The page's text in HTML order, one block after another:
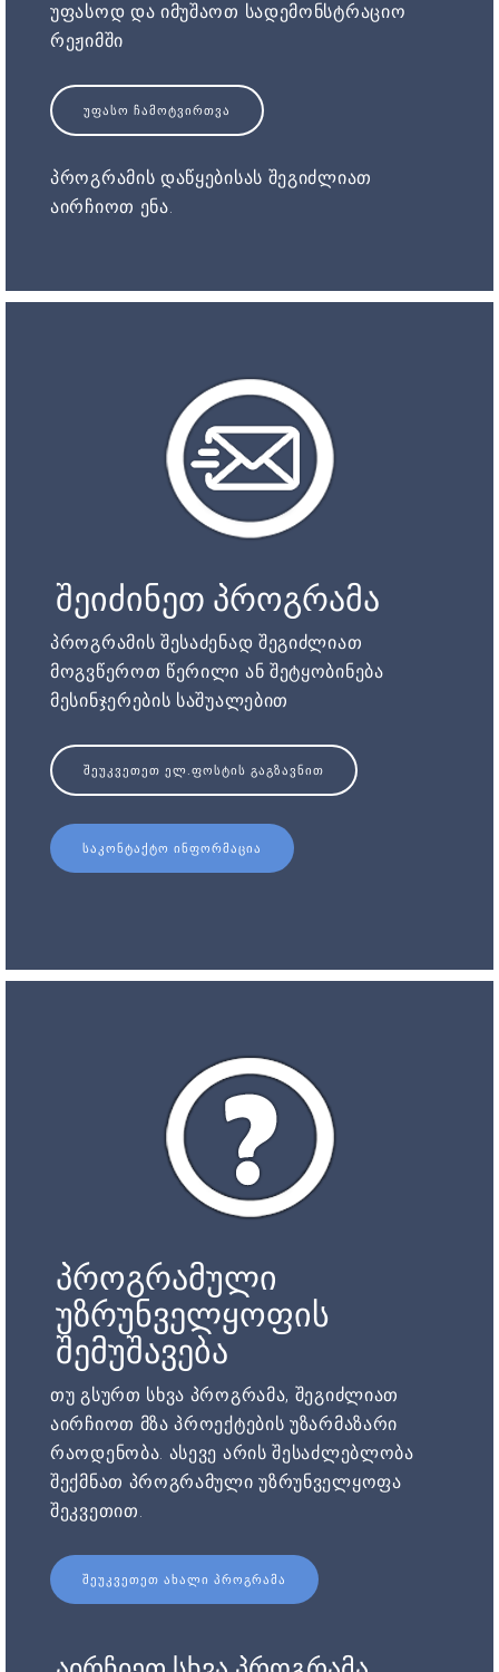
უფასოდ და იმუშაოთ სადემონსტრაციო
რეჟიმში
ᲣᲤᲐᲡᲝ ᲩᲐᲛᲝᲢᲕᲘᲠᲗᲕᲐ
პროგრამის დაწყებისას შეგიძლიათ
აირჩიოთ ენა.
შეიძინეთ პროგრამა
პროგრამის შესაძენად შეგიძლიათ
მოგვწეროთ წერილი ან შეტყობინება
მესინჯერების საშუალებით
ᲨᲔᲣᲙᲕᲔᲗᲔᲗ ᲔᲚ.ᲤᲝᲡᲢᲘᲡ ᲒᲐᲒᲖᲐᲕᲜᲘᲗ
ᲡᲐᲙᲝᲜᲢᲐᲥᲢᲝ ᲘᲜᲤᲝᲠᲛᲐᲪᲘᲐ
პროგრამული
უზრუნველყოფის
შემუშავება
თუ გსურთ სხვა პროგრამა, შეგიძლიათ
აირჩიოთ მზა პროექტების უზარმაზარი
რაოდენობა. ასევე არის შესაძლებლობა
შექმნათ პროგრამული უზრუნველყოფა
შეკვეთით.
ᲨᲔᲣᲙᲕᲔᲗᲔᲗ ᲐᲮᲐᲚᲘ ᲞᲠᲝᲒᲠᲐᲛᲐ